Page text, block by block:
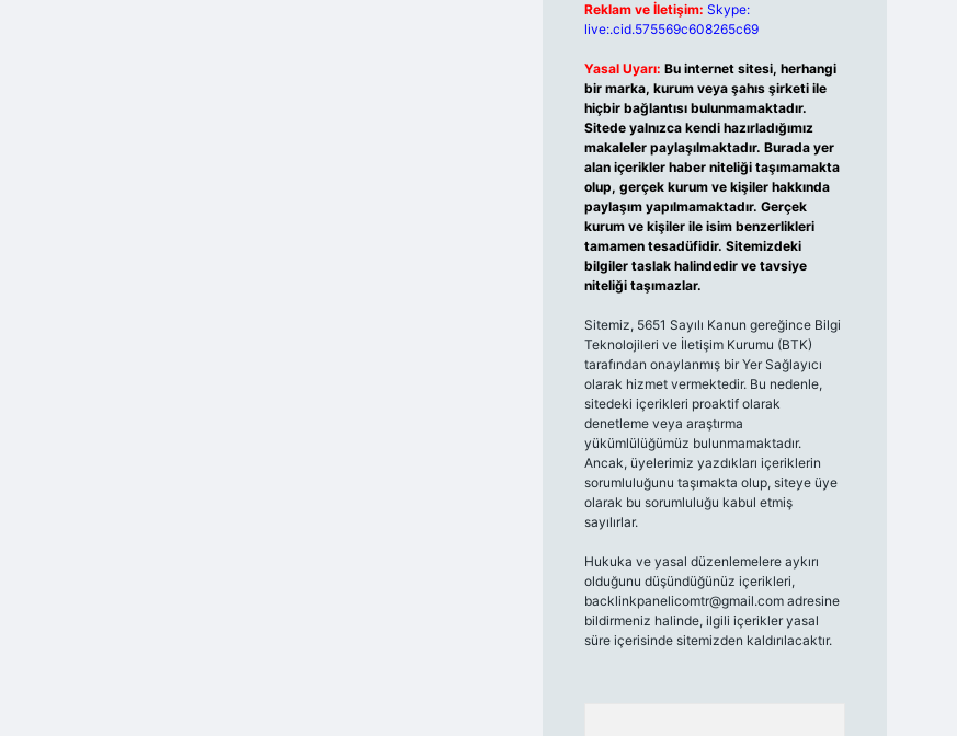
Reklam ve İletişim: Skype:
live:.cid.575569c608265c69
Yasal Uyarı: Bu internet sitesi, herhangi
bir marka, kurum veya şahıs şirketi ile
hiçbir bağlantısı bulunmamaktadır.
Sitede yalnızca kendi hazırladığımız
makaleler paylaşılmaktadır. Burada yer
alan içerikler haber niteliği taşımamakta
olup, gerçek kurum ve kişiler hakkında
paylaşım yapılmamaktadır. Gerçek
kurum ve kişiler ile isim benzerlikleri
tamamen tesadüfidir. Sitemizdeki
bilgiler taslak halindedir ve tavsiye
niteliği taşımazlar.
Sitemiz, 5651 Sayılı Kanun gereğince Bilgi
Teknolojileri ve İletişim Kurumu (BTK)
tarafından onaylanmış bir Yer Sağlayıcı
olarak hizmet vermektedir. Bu nedenle,
sitedeki içerikleri proaktif olarak
denetleme veya araştırma
yükümlülüğümüz bulunmamaktadır.
Ancak, üyelerimiz yazdıkları içeriklerin
sorumluluğunu taşımakta olup, siteye üye
olarak bu sorumluluğu kabul etmiş
sayılırlar.
Hukuka ve yasal düzenlemelere aykırı
olduğunu düşündüğünüz içerikleri,
backlinkpanelicomtr@gmail.comadresine
bildirmeniz halinde, ilgili içerikler yasal
süre içerisinde sitemizden kaldırılacaktır.